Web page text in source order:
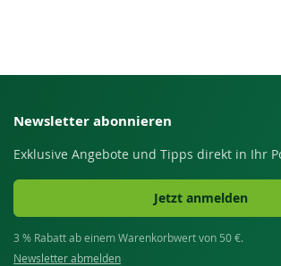
Newsletter abonnieren
Exklusive Angebote und Tipps direkt in Ihr
Jetzt anmelden
3 % Rabatt ab einem Warenkorbwert von 50 €.
Newsletter abmelden